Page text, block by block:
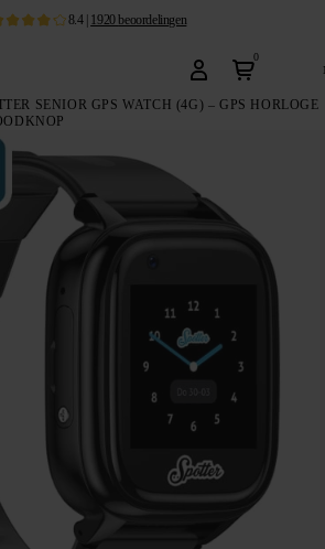
8.4| 1920beoordelingen
0
SENIOR GPS WATCH (4G) – GPS HORLOGE